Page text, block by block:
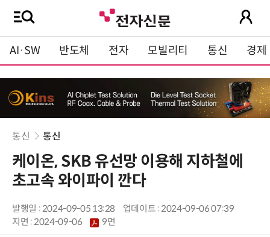
AI·SW 반도체 전자 모빌리티 통신 경제
통신 통신
케이온, SKB 유선망 이용해 지하철에
초고속 와이파이 깐다
발행일 : 2024-09-05 13:28
업데이트 : 2024-09-06 07:39
지면 :2024-09-06 9면